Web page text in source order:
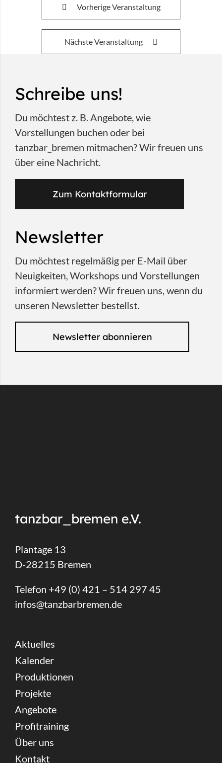
Vorherige Veranstaltung
Nächste Veranstaltung
Schreibe uns!
Du möchtest z. B. Angebote, wie
Vorstellungen buchen oder bei
tanzbar_bremen mitmachen? Wir freuen uns
über eine Nachricht.
Zum Kontaktformular
Newsletter
Du möchtest regelmäßig per E-Mail über
Neuigkeiten, Workshops und Vorstellungen
informiert werden? Wir freuen uns, wenn du
unseren Newsletter bestellst.
Newsletter abonnieren
tanzbar_bremen e.V.
Plantage 13
D-28215 Bremen
Telefon +49 (0) 421 – 514 297 45
infos@tanzbarbremen.de
Aktuelles
Kalender
Produktionen
Projekte
Angebote
Profitraining
Über uns
Kontakt